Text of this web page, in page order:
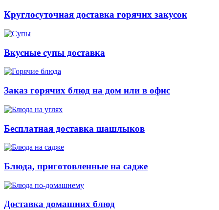
Круглосуточная доставка горячих закусок
Вкусные супы доставка
Заказ горячих блюд на дом или в офис
Бесплатная доставка шашлыков
Блюда, приготовленные на садже
Доставка домашних блюд